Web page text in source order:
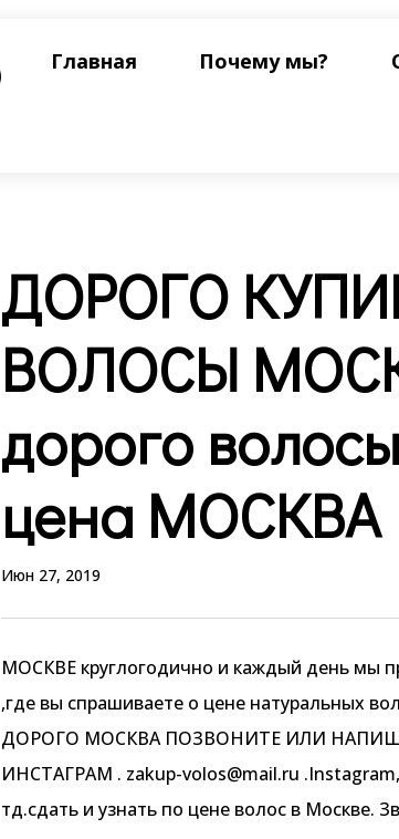
Главная Почему мы?
ДОРОГО
ВОЛОСЫ
дорого
цена МОСКВА
Июн 27, 2019
МОСКВЕ круглогодично и каждый день мы
,где вы спрашиваете о цене
ДОРОГО МОСКВА ПОЗВОНИТЕ ИЛИ
ИНСТАГРАМ . zakup-volos@mail.ru
тд.сдать и узнать по цене волос в Москве.